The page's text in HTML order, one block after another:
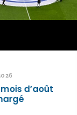
mois d’août